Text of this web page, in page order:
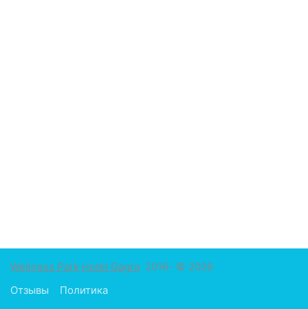
Wellness Park Hotel Gagra 2016- © 2026
Отзывы
Политика